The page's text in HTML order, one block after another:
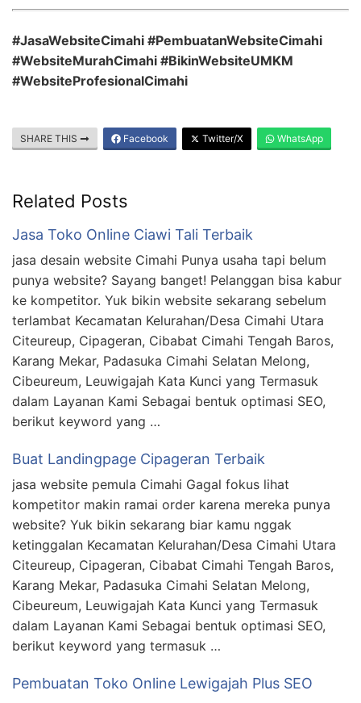
#JasaWebsiteCimahi #PembuatanWebsiteCimahi
#WebsiteMurahCimahi #BikinWebsiteUMKM
#WebsiteProfesionalCimahi
SHARE THIS Facebook Twitter/X WhatsApp
Related Posts
Jasa Toko Online Ciawi Tali Terbaik
jasa desain website Cimahi Punya usaha tapi belum
punya website? Sayang banget! Pelanggan bisa kabur
ke kompetitor. Yuk bikin website sekarang sebelum
terlambat Kecamatan Kelurahan/Desa Cimahi Utara
Citeureup, Cipageran, Cibabat Cimahi Tengah Baros,
Karang Mekar, Padasuka Cimahi Selatan Melong,
Cibeureum, Leuwigajah Kata Kunci yang Termasuk
dalam Layanan Kami Sebagai bentuk optimasi SEO,
berikut keyword yang …
Buat Landingpage Cipageran Terbaik
jasa website pemula Cimahi Gagal fokus lihat
kompetitor makin ramai order karena mereka punya
website? Yuk bikin sekarang biar kamu nggak
ketinggalan Kecamatan Kelurahan/Desa Cimahi Utara
Citeureup, Cipageran, Cibabat Cimahi Tengah Baros,
Karang Mekar, Padasuka Cimahi Selatan Melong,
Cibeureum, Leuwigajah Kata Kunci yang Termasuk
dalam Layanan Kami Sebagai bentuk optimasi SEO,
berikut keyword yang termasuk …
Pembuatan Toko Online Lewigajah Plus SEO